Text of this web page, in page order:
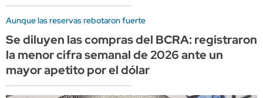
Aunque las reservas rebotaron fuerte
Se diluyen las compras del BCRA: registraron
la menor cifra semanal de 2026 ante un
mayor apetito por el dólar